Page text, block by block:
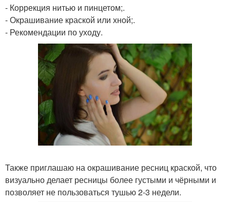
- Коррекция нитью и пинцетом;.
- Окрашивание краской или хной;.
- Рекомендации по уходу.
Также приглашаю на окрашивание ресниц краской, что
визуально делает ресницы более густыми и чёрными и
позволяет не пользоваться тушью 2-3 недели.